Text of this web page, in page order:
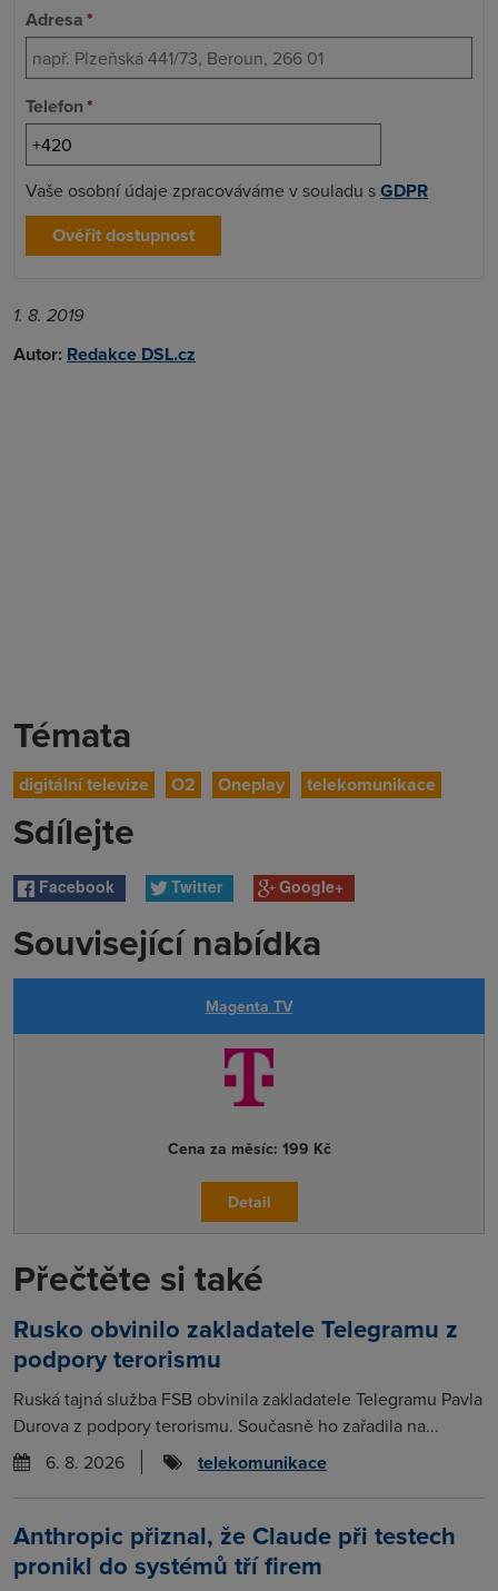
Adresa*
Telefon*
Vaše osobní údaje zpracováváme v souladu sGDPR
Ověřit dostupnost
1. 8. 2019
Autor: Redakce DSL.cz
Témata
digitální televize O2 Oneplay telekomunikace
Sdílejte
Facebook Twitter Google+
Související nabídka
Magenta TV
Cena za měsíc: 199 Kč
Detail
Přečtěte si také
Rusko obvinilo zakladatele Telegramu z
podpory terorismu
Ruská tajná služba FSB obvinila zakladatele Telegramu Pavla
Durova z podpory terorismu. Současně ho zařadila na...
6. 8. 2026
telekomunikace
Anthropic přiznal, že Claude při testech
pronikl do systémů tří firem